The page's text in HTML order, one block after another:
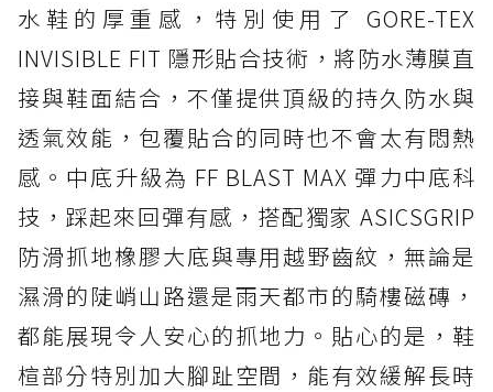
水鞋的厚重感，特別使用了 GORE-TEX
INVISIBLE FIT 隱形貼合技術，將防水薄膜直
接與鞋面結合，不僅提供頂級的持久防水與
透氣效能，包覆貼合的同時也不會太有悶熱
感。中底升級為 FF BLAST MAX 彈力中底科
技，踩起來回彈有感，搭配獨家 ASICSGRIP
防滑抓地橡膠大底與專用越野齒紋，無論是
濕滑的陡峭山路還是雨天都市的騎樓磁磚，
都能展現令人安心的抓地力。貼心的是，鞋
楦部分特別加大腳趾空間，能有效緩解長時